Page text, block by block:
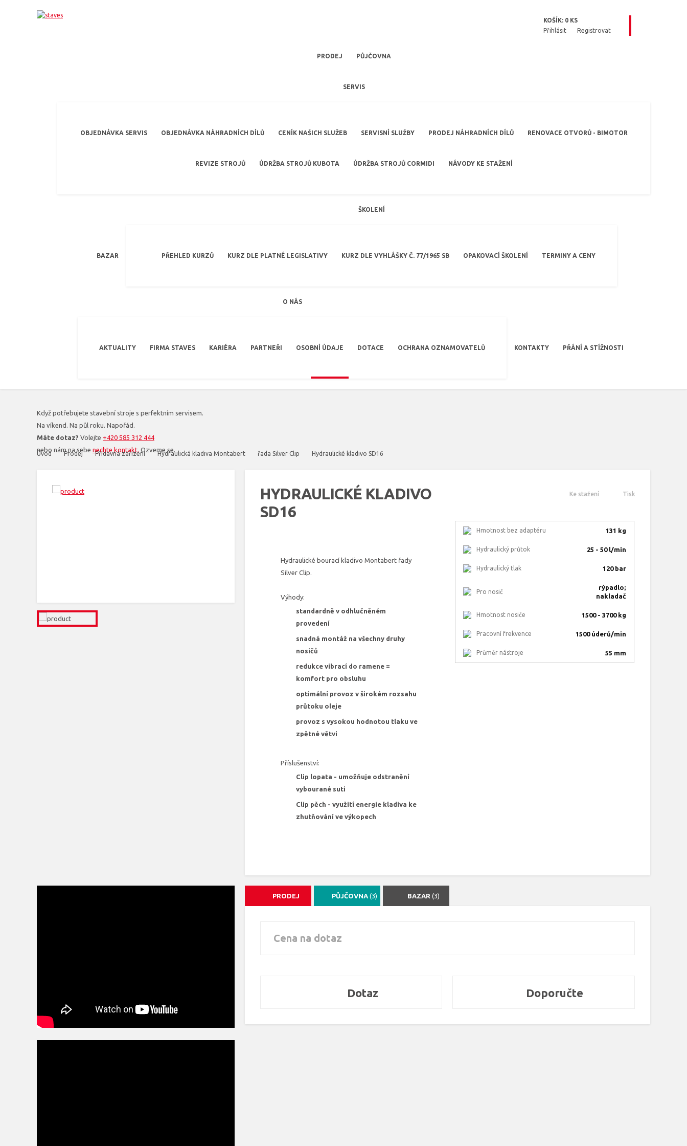
KOŠÍK: 0 KS
Přihlásit
Registrovat
PRODEJ PŮJČOVNA
SERVIS
OBJEDNÁVKA SERVIS OBJEDNÁVKA NÁHRADNÍCH DÍLŮ CENÍK NAŠICH SLUŽEB SERVISNÍ SLUŽBY PRODEJ NÁHRADNÍCH DÍLŮ RENOVACE OTVORŮ - BIMOTOR
REVIZE STROJŮ ÚDRŽBA STROJŮ KUBOTA ÚDRŽBA STROJŮ CORMIDI NÁVODY KE STAŽENÍ
BAZAR
ŠKOLENÍ
PŘEHLED KURZŮ KURZ DLE PLATNÉ LEGISLATIVY KURZ DLE VYHLÁŠKY Č. 77/1965 SB OPAKOVACÍ ŠKOLENÍ TERMINY A CENY
O NÁS
AKTUALITY FIRMA STAVES KARIÉRA PARTNEŘI OSOBNÍ ÚDAJE DOTACE OCHRANA OZNAMOVATELŮ KONTAKTY PŘÁNÍ A STÍŽNOSTI
Když potřebujete stavební stroje s perfektním servisem.
Na víkend. Na půl roku. Napořád.
Máte dotaz? Volejte +420 585 312 444
nebo nám na sebe nechte kontakt. Ozveme se.
Úvod Prodej Přídavná zařízení Hydraulická kladiva Montabert řada Silver Clip Hydraulické kladivo SD16
HYDRAULICKÉ KLADIVO
SD16
Hydraulické bourací kladivo Montabert řady
Silver Clip.
Výhody:
standardně v odhlučněném
provedení
snadná montáž na všechny druhy
nosičů
redukce vibrací do ramene =
komfort pro obsluhu
optimální provoz v širokém rozsahu
průtoku oleje
provoz s vysokou hodnotou tlaku ve
zpětné větvi
Příslušenství:
Clip lopata - umožňuje odstranění
vybourané suti
Clip pěch - využití energie kladiva ke
zhutňování ve výkopech
Ke stažení Tisk
Hmotnost bez adaptéru 131 kg
Hydraulický průtok 25 - 50 l/min
Hydraulický tlak 120 bar
Pro nosič
rýpadlo;
nakladač
Hmotnost nosiče 1500 - 3700 kg
Pracovní frekvence 1500 úderů/min
Průměr nástroje 55 mm
PRODEJ PŮJČOVNA (3) BAZAR(3)
Cena na dotaz
Dotaz Doporučte